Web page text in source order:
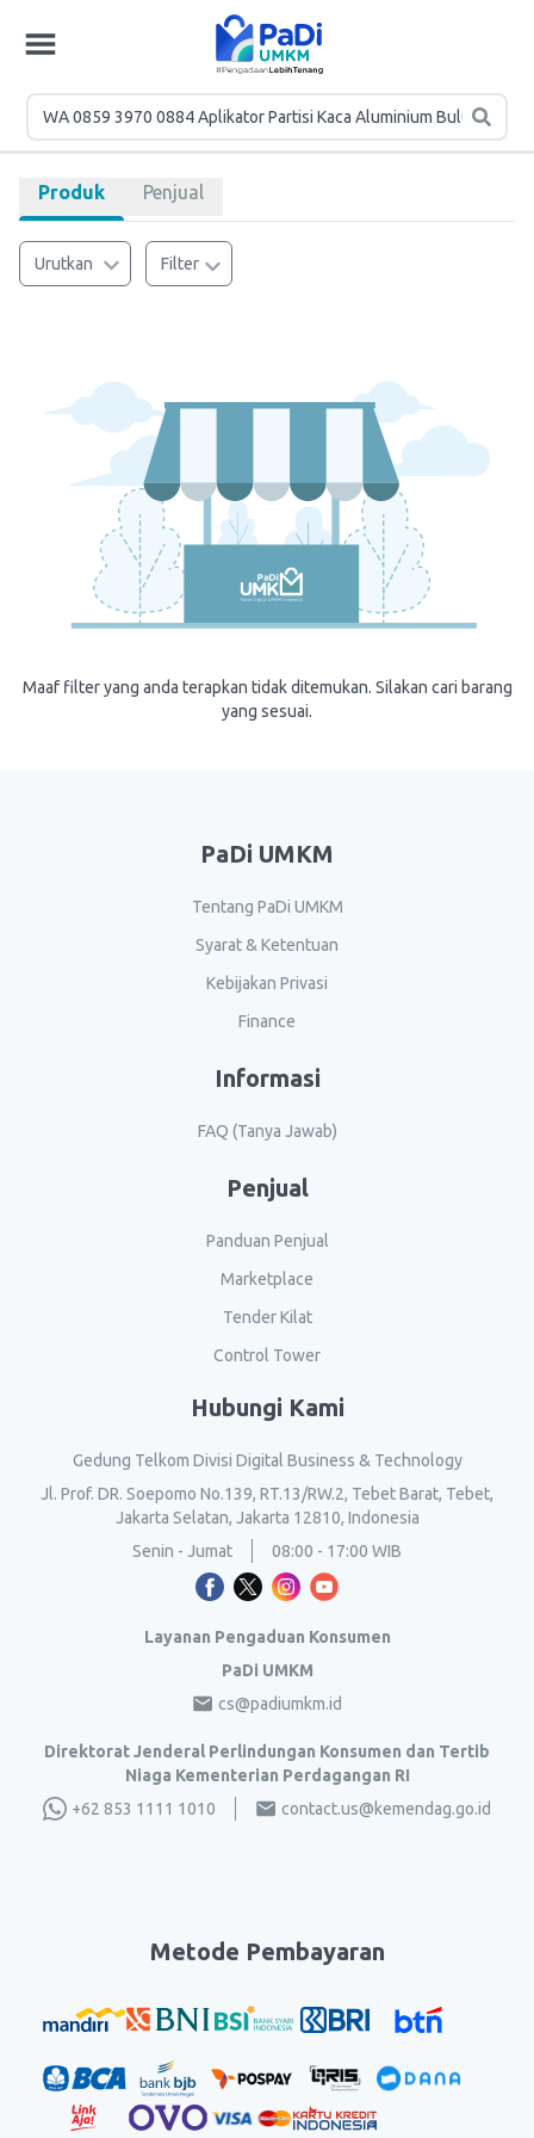
Produk Penjual
Urutkan Filter
Maaf filter yang anda terapkan tidak ditemukan. Silakan cari barang
yang sesuai.
PaDi UMKM
Tentang PaDi UMKM
Syarat & Ketentuan
Kebijakan Privasi
Finance
Informasi
FAQ (Tanya Jawab)
Penjual
Panduan Penjual
Marketplace
Tender Kilat
Control Tower
Hubungi Kami
Gedung Telkom Divisi Digital Business & Technology
Jl. Prof. DR. Soepomo No.139, RT.13/RW.2, Tebet Barat, Tebet,
Jakarta Selatan, Jakarta 12810, Indonesia
Senin - Jumat
08:00 - 17:00 WIB
Layanan Pengaduan Konsumen
PaDi UMKM
cs@padiumkm.id
Direktorat Jenderal Perlindungan Konsumen dan Tertib
Niaga Kementerian Perdagangan RI
+62 853 1111 1010
contact.us@kemendag.go.id
Metode Pembayaran